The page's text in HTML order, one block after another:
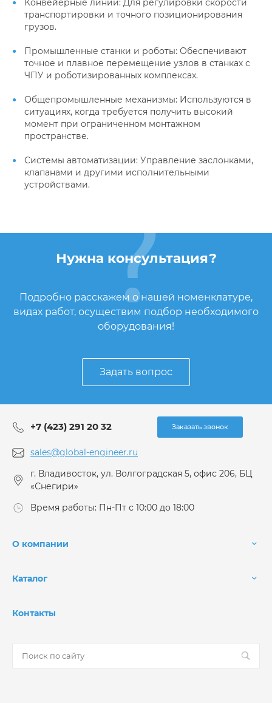
Конвейерные линии: Для регулировки скорости
транспортировки и точного позиционирования
грузов.
Промышленные станки и роботы: Обеспечивают
точное и плавное перемещение узлов в станках с
ЧПУ и роботизированных комплексах.
Общепромышленные механизмы: Используются в
ситуациях, когда требуется получить высокий
момент при ограниченном монтажном
пространстве.
Системы автоматизации: Управление заслонками,
клапанами и другими исполнительными
устройствами.
Нужна консультация?
Подробно расскажем о нашей номенклатуре,
видах работ, осуществим подбор необходимого
оборудования!
Задать вопрос
+7 (423) 291 20 32 Заказать звонок
sales@global-engineer.ru
г. Владивосток, ул. Волгоградская 5, офис 206, БЦ
«Снегири»
Время работы: Пн-Пт с 10:00 до 18:00
О компании
Каталог
Контакты